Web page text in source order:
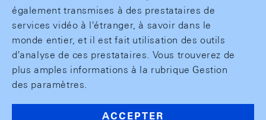
également transmises à des prestataires de
services vidéo à l'étranger, à savoir dans le
monde entier, et il est fait utilisation des outils
d'analyse de ces prestataires. Vous trouverez de
plus amples informations à la rubrique Gestion
des paramètres.
ACCEPTER